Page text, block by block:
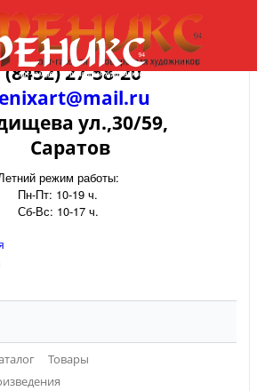
(8452) 27-58-20
ул.,30/59,
Саратов
режим работы:
Пн-Пт: 10-19 ч.
Сб-Вс: 10-17 ч.
Товары